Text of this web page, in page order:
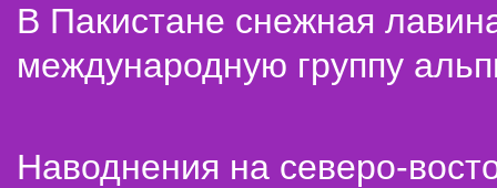
В Пакистане снежная
международную группу
Наводнения на северо-